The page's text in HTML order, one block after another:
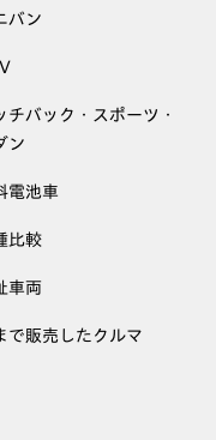
バン
チバック・スポーツ・
ン
電池車
比較
車両
で販売したクルマ